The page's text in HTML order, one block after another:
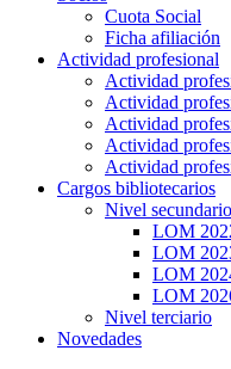
Cuota Social
Ficha afiliación
Actividad profesional
Actividad
Actividad
Actividad
Actividad
Actividad
Cargos bibliotecarios
Nivel secundario
LOM
LOM
LOM
LOM
Nivel terciario
Novedades